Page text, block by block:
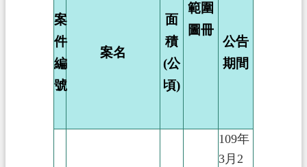
案
件
編
號
案名
面
積
(公
頃)
範圍
圖冊
公告
期間
109年
3月2